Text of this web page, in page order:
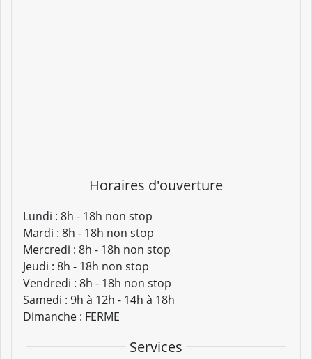
Horaires d'ouverture
Lundi : 8h - 18h non stop
Mardi : 8h - 18h non stop
Mercredi : 8h - 18h non stop
Jeudi : 8h - 18h non stop
Vendredi : 8h - 18h non stop
Samedi : 9h à 12h - 14h à 18h
Dimanche : FERME
Services